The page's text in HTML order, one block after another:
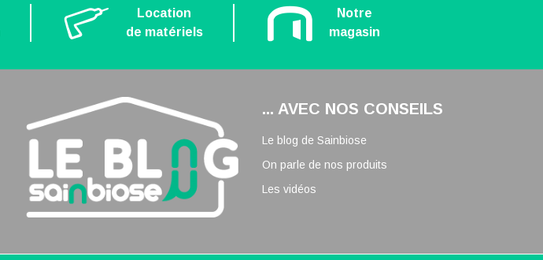
Location
de matériels
Notre
magasin
... AVEC NOS CONSEILS
Le blog de Sainbiose
On parle de nos produits
Les vidéos